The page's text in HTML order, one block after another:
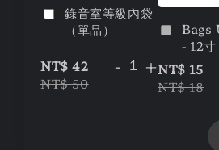
錄音室等級內袋
（單品）
NT$ 42
NT$ 50
- +
Bags
- 12
NT$ 15
NT$ 18